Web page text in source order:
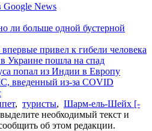
Google News
ли больше одной бустерной
привел к гибели человека
Украине пошла на спад
попал из Индии в Европу
введенный из-за COVID
, туристы, Шарм-ель-Шейх [-
необходимый текст и
об этом редакции.